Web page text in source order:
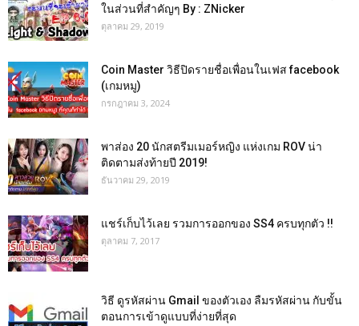
ในส่วนที่สำคัญๆ By : ZNicker
ตุลาคม 29, 2019
Coin Master วิธีปิดรายชื่อเพื่อนในเฟส facebook
(เกมหมู)
กรกฎาคม 3, 2024
พาส่อง 20 นักสตรีมเมอร์หญิง แห่งเกม ROV น่า
ติดตามส่งท้ายปี 2019!
ธันวาคม 29, 2019
แชร์เก็บไว้เลย รวมการออกของ SS4 ครบทุกตัว !!
ตุลาคม 7, 2017
วิธี ดูรหัสผ่าน Gmail ของตัวเอง ลืมรหัสผ่าน กับขั้น
ตอนการเข้าดูแบบที่ง่ายที่สุด